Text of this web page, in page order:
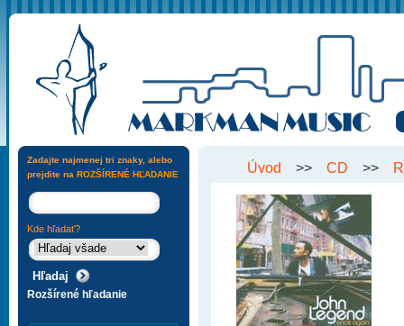
Úvod >> CD >>
Zadajte najmenej tri znaky, alebo
prejdite na ROZŠÍRENÉ HĽADANIE
Kde hľadať?
Rozšírené hľadanie